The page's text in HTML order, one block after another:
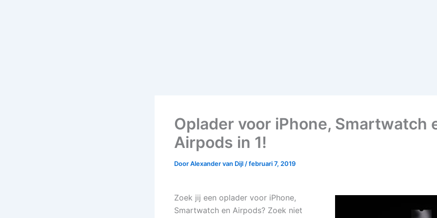
Oplader voor iPhone, Smartwatch
Airpods in 1!
DoorAlexander van Dijl /februari 7, 2019
Zoek jij een oplader voor iPhone,
Smartwatch en Airpods? Zoek niet